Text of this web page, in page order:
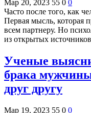
Мар 20, 2023 55 0 0
Часто после того, как
Первая мысль, которая
всем партнеру. Но
из открытых
Ученые
брака
друг другу
Мар 19, 2023 55 0 0